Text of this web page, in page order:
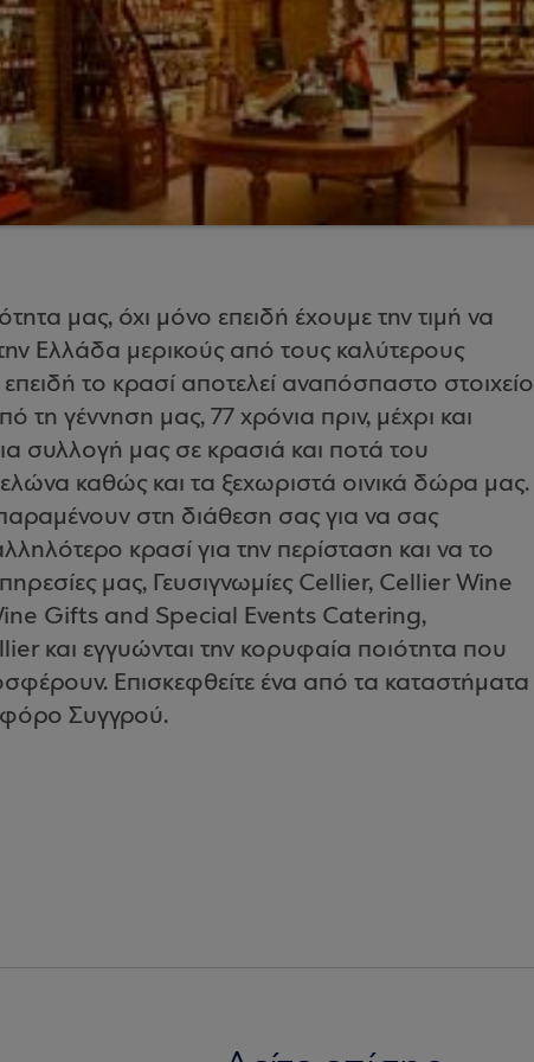
μας, όχι μόνο επειδή έχουμε την τιμή να
Ελλάδα μερικούς από τους καλύτερους
το κρασί αποτελεί αναπόσπαστο στοιχείο
τη γέννηση μας, 77 χρόνια πριν, μέχρι και
συλλογή μας σε κρασιά και ποτά του
καθώς και τα ξεχωριστά οινικά δώρα μας.
στη διάθεση σας για να σας
κρασί για την περίσταση και να το
μας, Γευσιγνωμίες Cellier, Cellier Wine
Gifts and Special Events Catering,
και εγγυώνται την κορυφαία ποιότητα που
Επισκεφθείτε ένα από τα καταστήματα
Συγγρού.